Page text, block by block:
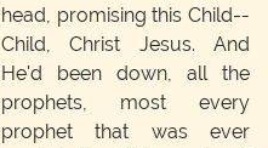
head, promising this Child--
Child, Christ Jesus. And
He'd been down, all the
prophets, most every
prophet that was ever